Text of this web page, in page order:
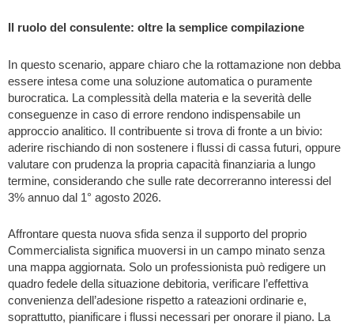
Il ruolo del consulente: oltre la semplice compilazione
In questo scenario, appare chiaro che la rottamazione non debba
essere intesa come una soluzione automatica o puramente
burocratica. La complessità della materia e la severità delle
conseguenze in caso di errore rendono indispensabile un
approccio analitico. Il contribuente si trova di fronte a un bivio:
aderire rischiando di non sostenere i flussi di cassa futuri, oppure
valutare con prudenza la propria capacità finanziaria a lungo
termine, considerando che sulle rate decorreranno interessi del
3% annuo dal 1° agosto 2026.
Affrontare questa nuova sfida senza il supporto del proprio
Commercialista significa muoversi in un campo minato senza
una mappa aggiornata. Solo un professionista può redigere un
quadro fedele della situazione debitoria, verificare l’effettiva
convenienza dell’adesione rispetto a rateazioni ordinarie e,
soprattutto, pianificare i flussi necessari per onorare il piano. La